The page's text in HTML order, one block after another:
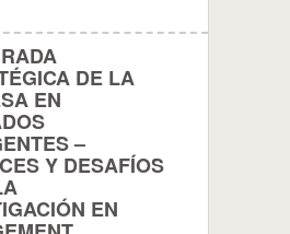
DE LA
EN
–
Y DESAFÍOS
EN